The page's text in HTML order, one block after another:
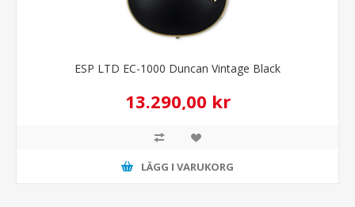
ESP LTD EC-1000 Duncan Vintage Black
13.290,00 kr
LÄGG I VARUKORG